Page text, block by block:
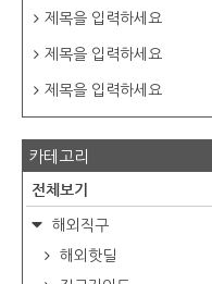
제목을 입력하세요
제목을 입력하세요
제목을 입력하세요
카테고리
전체보기
해외직구
해외핫딜